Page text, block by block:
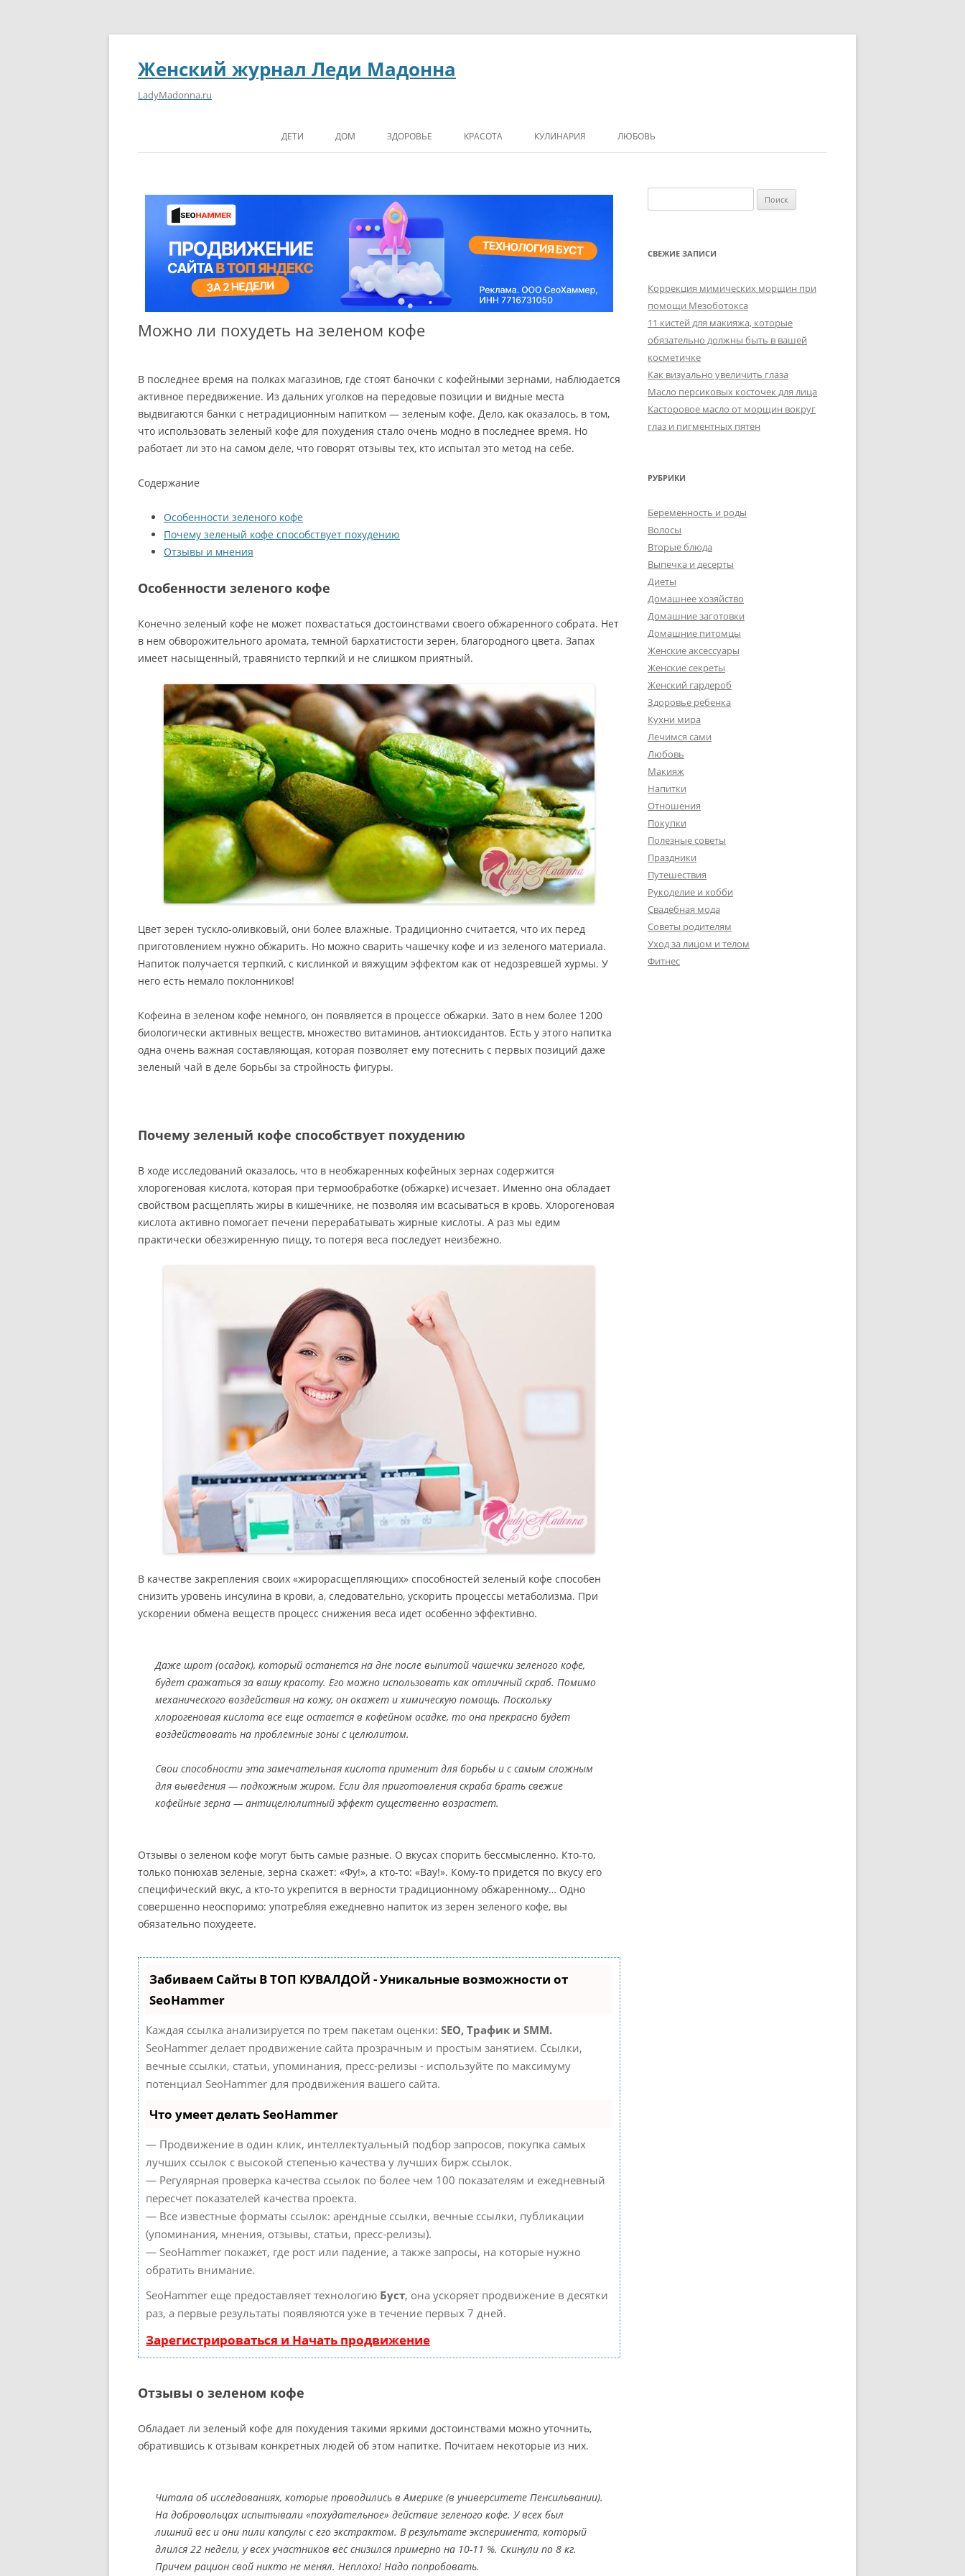
Женский журнал Леди Мадонна
LadyMadonna.ru
ДЕТИ ДОМ ЗДОРОВЬЕ КРАСОТА КУЛИНАРИЯ ЛЮБОВЬ
Можно ли похудеть на зеленом кофе
В последнее время на полках магазинов, где стоят баночки с кофейными зернами, наблюдается
активное передвижение. Из дальних уголков на передовые позиции и видные места
выдвигаются банки с нетрадиционным напитком — зеленым кофе. Дело, как оказалось, в том,
что использовать зеленый кофе для похудения стало очень модно в последнее время. Но
работает ли это на самом деле, что говорят отзывы тех, кто испытал это метод на себе.
Содержание
Особенности зеленого кофе
Почему зеленый кофе способствует похудению
Отзывы и мнения
Особенности зеленого кофе
Конечно зеленый кофе не может похвастаться достоинствами своего обжаренного собрата. Нет
в нем обворожительного аромата, темной бархатистости зерен, благородного цвета. Запах
имеет насыщенный, травянисто терпкий и не слишком приятный.
Цвет зерен тускло-оливковый, они более влажные. Традиционно считается, что их перед
приготовлением нужно обжарить. Но можно сварить чашечку кофе и из зеленого материала.
Напиток получается терпкий, с кислинкой и вяжущим эффектом как от недозревшей хурмы. У
него есть немало поклонников!
Кофеина в зеленом кофе немного, он появляется в процессе обжарки. Зато в нем более 1200
биологически активных веществ, множество витаминов, антиоксидантов. Есть у этого напитка
одна очень важная составляющая, которая позволяет ему потеснить с первых позиций даже
зеленый чай в деле борьбы за стройность фигуры.
Почему зеленый кофе способствует похудению
В ходе исследований оказалось, что в необжаренных кофейных зернах содержится
хлорогеновая кислота, которая при термообработке (обжарке) исчезает. Именно она обладает
свойством расщеплять жиры в кишечнике, не позволяя им всасываться в кровь. Хлорогеновая
кислота активно помогает печени перерабатывать жирные кислоты. А раз мы едим
практически обезжиренную пищу, то потеря веса последует неизбежно.
В качестве закрепления своих «жирорасщепляющих» способностей зеленый кофе способен
снизить уровень инсулина в крови, а, следовательно, ускорить процессы метаболизма. При
ускорении обмена веществ процесс снижения веса идет особенно эффективно.
Даже шрот (осадок), который останется на дне после выпитой чашечки зеленого кофе,
будет сражаться за вашу красоту. Его можно использовать как отличный скраб. Помимо
механического воздействия на кожу, он окажет и химическую помощь. Поскольку
хлорогеновая кислота все еще остается в кофейном осадке, то она прекрасно будет
воздействовать на проблемные зоны с целюлитом.
Свои способности эта замечательная кислота применит для борьбы и с самым сложным
для выведения — подкожным жиром. Если для приготовления скраба брать свежие
кофейные зерна — антицелюлитный эффект существенно возрастет.
Отзывы о зеленом кофе могут быть самые разные. О вкусах спорить бессмысленно. Кто-то,
только понюхав зеленые, зерна скажет: «Фу!», а кто-то: «Вау!». Кому-то придется по вкусу его
специфический вкус, а кто-то укрепится в верности традиционному обжаренному… Одно
совершенно неоспоримо: употребляя ежедневно напиток из зерен зеленого кофе, вы
обязательно похудеете.
Забиваем Сайты В ТОП КУВАЛДОЙ - Уникальные возможности от
SeoHammer
Каждая ссылка анализируется по трем пакетам оценки: SEO, Трафик и SMM.
SeoHammer делает продвижение сайта прозрачным и простым занятием. Ссылки,
вечные ссылки, статьи, упоминания, пресс-релизы - используйте по максимуму
потенциал SeoHammer для продвижения вашего сайта.
Что умеет делать SeoHammer
— Продвижение в один клик, интеллектуальный подбор запросов, покупка самых
лучших ссылок с высокой степенью качества у лучших бирж ссылок.
— Регулярная проверка качества ссылок по более чем 100 показателям и ежедневный
пересчет показателей качества проекта.
— Все известные форматы ссылок: арендные ссылки, вечные ссылки, публикации
(упоминания, мнения, отзывы, статьи, пресс-релизы).
— SeoHammer покажет, где рост или падение, а также запросы, на которые нужно
обратить внимание.
SeoHammer еще предоставляет технологию Буст, она ускоряет продвижение в десятки
раз, а первые результаты появляются уже в течение первых 7 дней.
Зарегистрироваться и Начать продвижение
Отзывы о зеленом кофе
Обладает ли зеленый кофе для похудения такими яркими достоинствами можно уточнить,
обратившись к отзывам конкретных людей об этом напитке. Почитаем некоторые из них.
Читала об исследованиях, которые проводились в Америке (в университете Пенсильвании).
На добровольцах испытывали «похудательное» действие зеленого кофе. У всех был
лишний вес и они пили капсулы с его экстрактом. В результате эксперимента, который
длился 22 недели, у всех участников вес снизился примерно на 10-11 %. Скинули по 8 кг.
Причем рацион свой никто не менял. Неплохо! Надо попробовать.
СВЕЖИЕ ЗАПИСИ
Коррекция мимических морщин при
помощи Мезоботокса
11 кистей для макияжа, которые
обязательно должны быть в вашей
косметичке
Как визуально увеличить глаза
Масло персиковых косточек для лица
Касторовое масло от морщин вокруг
глаз и пигментных пятен
РУБРИКИ
Беременность и роды
Волосы
Вторые блюда
Выпечка и десерты
Диеты
Домашнее хозяйство
Домашние заготовки
Домашние питомцы
Женские аксессуары
Женские секреты
Женский гардероб
Здоровье ребенка
Кухни мира
Лечимся сами
Любовь
Макияж
Напитки
Отношения
Покупки
Полезные советы
Праздники
Путешествия
Рукоделие и хобби
Свадебная мода
Советы родителям
Уход за лицом и телом
Фитнес